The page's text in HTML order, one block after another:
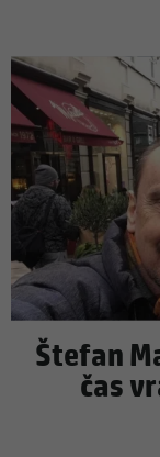
Štefan
čas